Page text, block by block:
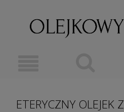
ETERYCZNY OLEJEK